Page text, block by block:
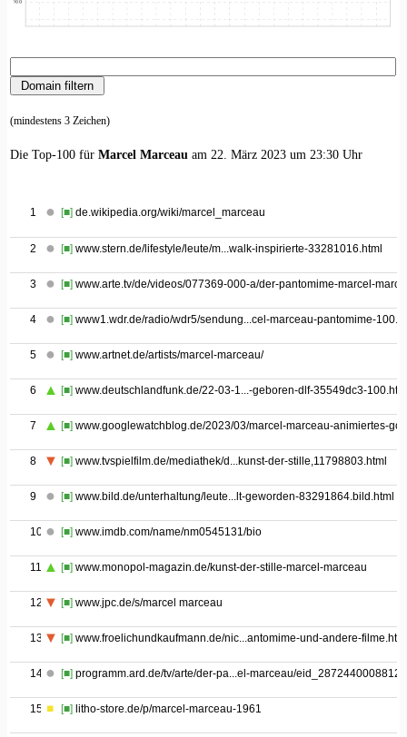
(mindestens 3 Zeichen)
Die Top-100 für Marcel Marceauam 22. März 2023 um 23:30 Uhr
1 [■] de.wikipedia.org/wiki/marcel_marceau
2 [■] www.stern.de/lifestyle/leute/m...walk-inspirierte-33281016.html
3 [■] www.arte.tv/de/videos/077369-000-a/der-pantomime-marcel-
4 [■] www1.wdr.de/radio/wdr5/sendung...cel-marceau-pantomime-
5 [■] www.artnet.de/artists/marcel-marceau/
6 [■] www.deutschlandfunk.de/22-03-1...-geboren-dlf-35549dc3-
7 [■] www.googlewatchblog.de/2023/03/marcel-marceau-animiertes-
8 [■] www.tvspielfilm.de/mediathek/d...kunst-der-stille,11798803.html
9 [■] www.bild.de/unterhaltung/leute...lt-geworden-83291864.bild.html
10 [■] www.imdb.com/name/nm0545131/bio
11 [■] www.monopol-magazin.de/kunst-der-stille-marcel-marceau
12 [■] www.jpc.de/s/marcel marceau
13 [■] www.froelichundkaufmann.de/nic...antomime-und-andere-
14 [■] programm.ard.de/tv/arte/der-pa...el-marceau/
15 [■] litho-store.de/p/marcel-marceau-1961